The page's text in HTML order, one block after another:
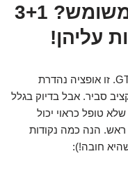
קונים ספורטאז' GT משומש? 3+1
עליהן!
שוק היד השנייה מציע המון ספורטאז'ים GT. זו אופציה נהדרת
סביר. אבל בדיוק בגלל
טופל כראוי יכול
ראש. הנה כמה נקודות
חובה!):